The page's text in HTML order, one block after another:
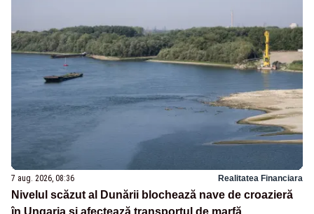
7 aug. 2026, 08:36 Realitatea Financiara
Nivelul scăzut al Dunării blochează nave de croazieră
în Ungaria și afectează transportul de marfă